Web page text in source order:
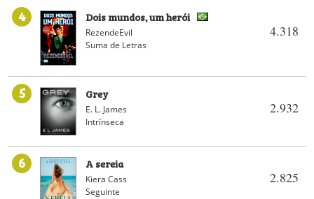
4
4.318
Dois mundos, um herói
RezendeEvil
Suma de Letras
5
2.932
Grey
E. L. James
Intrínseca
6
2.825
A sereia
Kiera Cass
Seguinte